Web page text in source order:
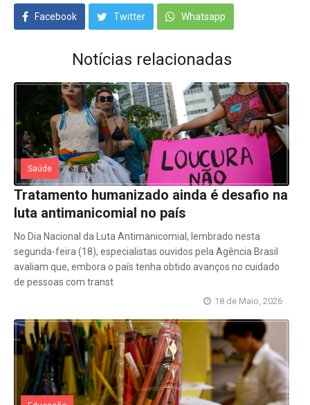
Facebook Twitter Whatsapp
Notícias relacionadas
Saúde
Tratamento humanizado ainda é desafio na
luta antimanicomial no país
No Dia Nacional da Luta Antimanicomial, lembrado nesta
segunda-feira (18), especialistas ouvidos pela Agência Brasil
avaliam que, embora o país tenha obtido avanços no cuidado
de pessoas com transt
18 de Maio, 2026